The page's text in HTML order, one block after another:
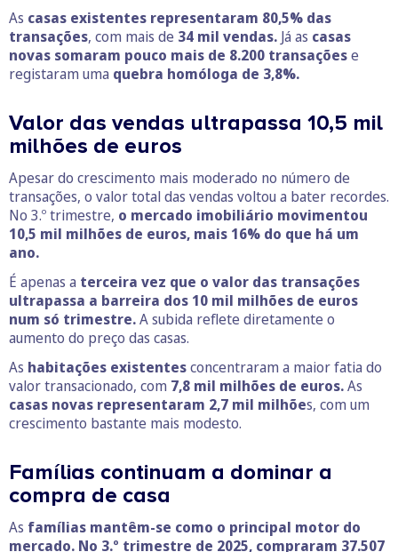
As casas existentes representaram 80,5% das
transações, com mais de 34 mil vendas. Já as casas
novas somaram pouco mais de 8.200 transaçõese
registaram uma quebra homóloga de 3,8%.
Valor das vendas ultrapassa 10,5 mil
milhões de euros
Apesar do crescimento mais moderado no número de
transações, o valor total das vendas voltou a bater recordes.
No 3.º trimestre, o mercado imobiliário movimentou
10,5 mil milhões de euros, mais 16% do que há um
ano.
É apenas a terceira vez que o valor das transações
ultrapassa a barreira dos 10 mil milhões de euros
num só trimestre.A subida reflete diretamente o
aumento do preço das casas.
As habitações existentesconcentraram a maior fatia do
valor transacionado, com 7,8 mil milhões de euros.As
casas novas representaram 2,7 mil milhões, com um
crescimento bastante mais modesto.
Famílias continuam a dominar a
compra de casa
As famílias mantêm-se como o principal motor do
mercado. No 3.º trimestre de 2025, compraram 37.507